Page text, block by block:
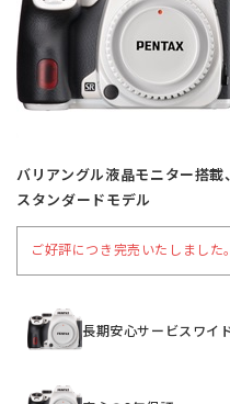
商品
バリアングル液晶モニター搭
スタンダードモデル
ご好評につき完売いたしました。
長期安心サービスワイ